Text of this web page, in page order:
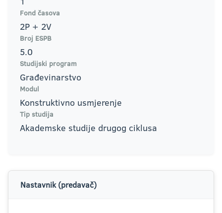
Fond časova
2P + 2V
Broj ESPB
5.0
Studijski program
Građevinarstvo
Modul
Konstruktivno usmjerenje
Tip studija
Akademske studije drugog ciklusa
Nastavnik (predavač)